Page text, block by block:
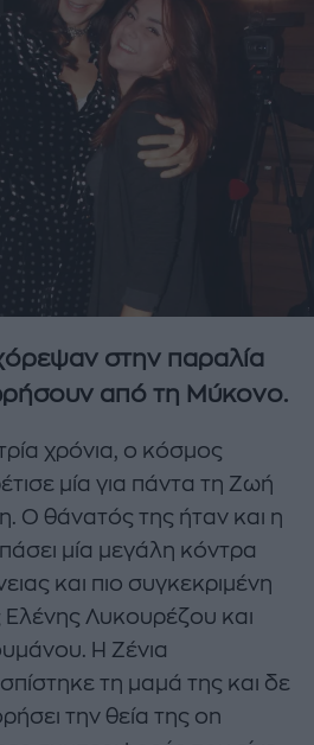
στην παραλία
από τη Μύκονο.
χρόνια, ο κόσμος
μία για πάντα τη Ζωή
Ο θάνατός της ήταν και η
μία μεγάλη κόντρα
και πιο συγκεκριμένη
Ελένης Λυκουρέζου και
Η Ζένια
τη μαμά της και δε
την θεία της on